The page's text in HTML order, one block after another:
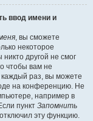
ввод имени и
, вы сможете
некоторое
другой не смог
чтобы вам не
каждый раз, вы можете
на конференцию. Не
например в
пункт Запомнить
эту функцию.